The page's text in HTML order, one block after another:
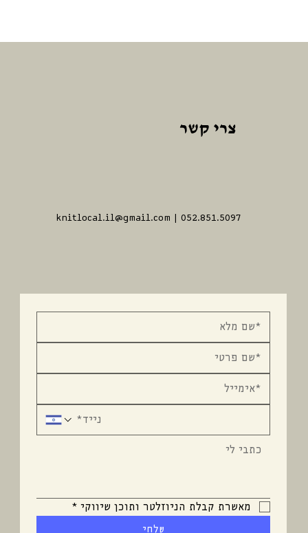
מאשרת קבלת הניוזלטר ותוכן שיווקי *
שלחי
צרי קשר
knitlocal.il@gmail.com | 052.851.5097